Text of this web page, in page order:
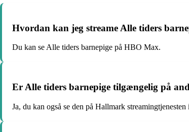
Hvordan kan jeg streame Alle tiders
Du kan se Alle tiders barnepige på HBO Max.
Er Alle tiders barnepige tilgængelig på
Ja, du kan også se den på Hallmark